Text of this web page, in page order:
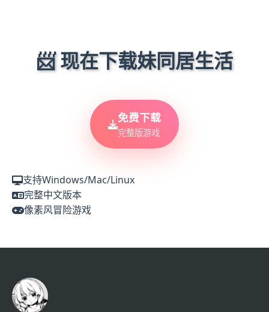
📨 现在下载妹同居生活
免费下载
完整版游戏
支持Windows/Mac/Linux
完整中文版本
像素风冒险游戏